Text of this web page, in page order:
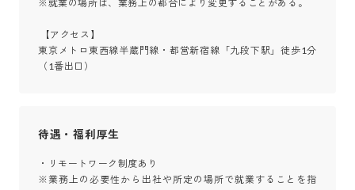
※就業の場所は、業務上の都合により変更することがある。
東京メトロ東西線半蔵門線・都営新宿線「九段下駅」徒歩1分
（1番出口）
待遇・福利厚生
・リモートワーク制度あり
※業務上の必要性から出社や所定の場所で就業することを指